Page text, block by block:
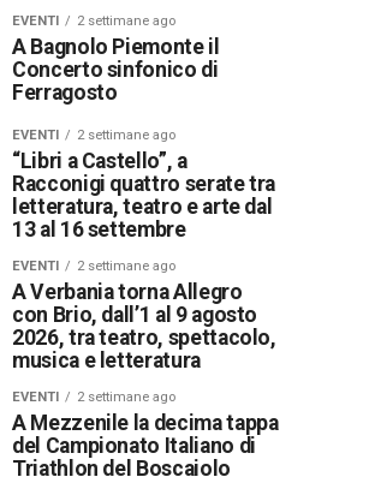
EVENTI 2 settimane ago
A Bagnolo Piemonte il
Concerto sinfonico di
Ferragosto
EVENTI 2 settimane ago
“Libri a Castello”, a
Racconigi quattro serate tra
letteratura, teatro e arte dal
13 al 16 settembre
EVENTI 2 settimane ago
A Verbania torna Allegro
con Brio, dall’1 al 9 agosto
2026, tra teatro, spettacolo,
musica e letteratura
EVENTI 2 settimane ago
A Mezzenile la decima tappa
del Campionato Italiano di
Triathlon del Boscaiolo